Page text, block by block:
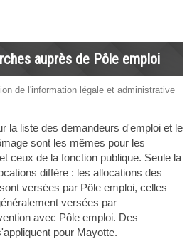
auprès de Pôle emploi
de l'information légale et administrative
la liste des demandeurs d'emploi et le
sont les mêmes pour les
ceux de la fonction publique. Seule la
diffère : les allocations des
versées par Pôle emploi, celles
versées par
avec Pôle emploi. Des
pour Mayotte.